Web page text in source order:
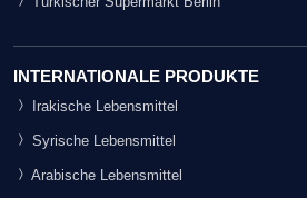
INTERNATIONALE PRODUKTE
Irakische Lebensmittel
Syrische Lebensmittel
Arabische Lebensmittel